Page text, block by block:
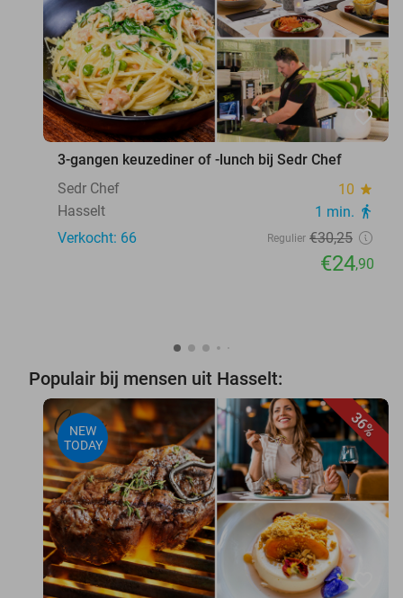
favorite_border
3-gangen keuzediner of -lunch bij Sedr Chef
Sedr Chef
10 star
Hasselt 1 min. directions_walk
Verkocht: 66 Regulier €30,25
€24,90
Populair bij mensen uit Hasselt:
36%
NEW
TODAY
favorite_border